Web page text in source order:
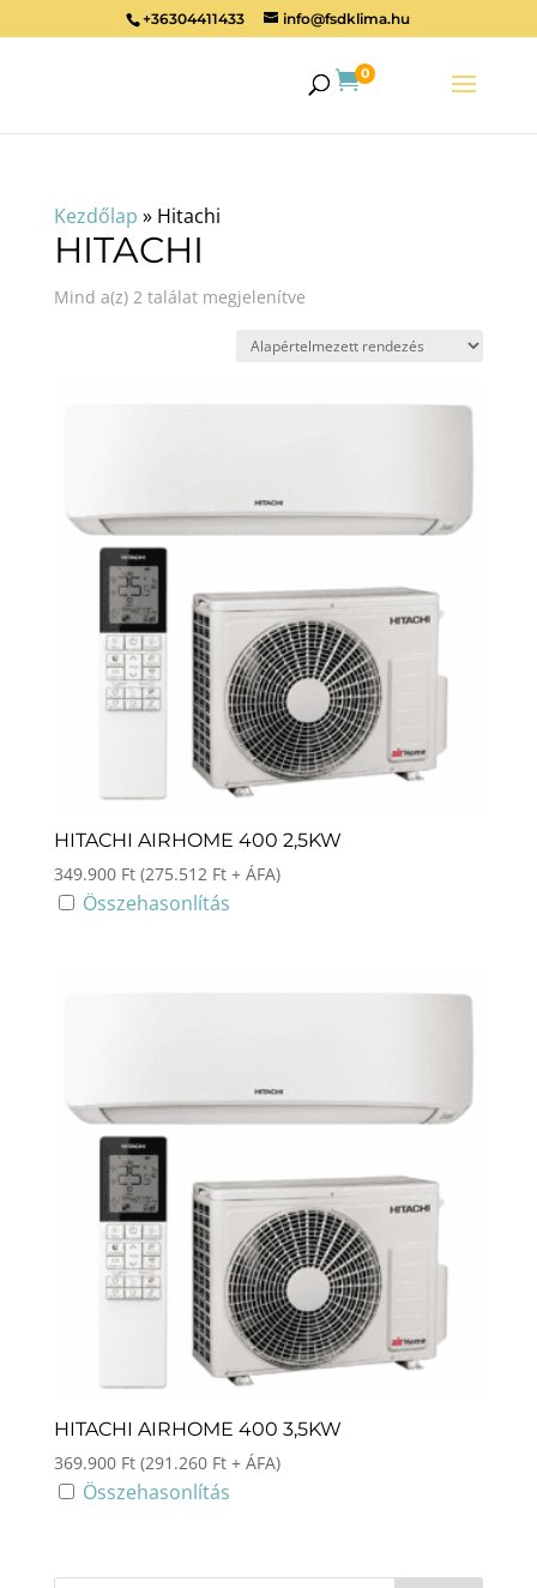
+36304411433 info@fsdklima.hu
0
Kezdőlap » Hitachi
HITACHI
Mind a(z) 2 találat megjelenítve
HITACHI AIRHOME 400 2,5KW
349.900 Ft (275.512 Ft+ ÁFA)
Összehasonlítás
HITACHI AIRHOME 400 3,5KW
369.900 Ft (291.260 Ft+ ÁFA)
Összehasonlítás